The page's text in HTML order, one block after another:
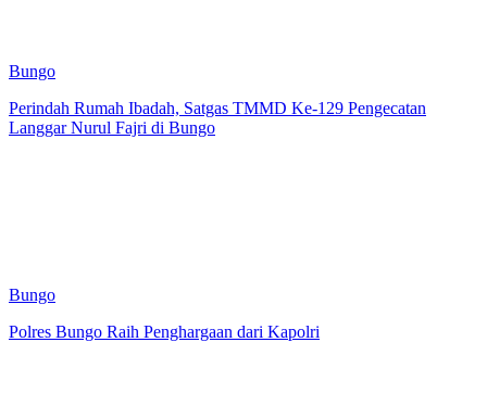
Bungo
Perindah Rumah Ibadah, Satgas TMMD Ke-129 Pengecatan
Langgar Nurul Fajri di Bungo
Bungo
Polres Bungo Raih Penghargaan dari Kapolri